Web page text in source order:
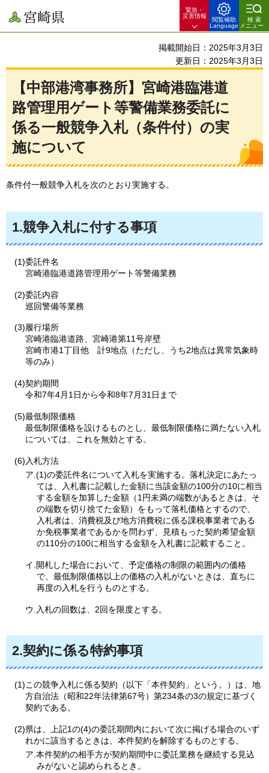
宮崎県
緊急・
災害情報
閲覧補助
Language
検索
メニュー
掲載開始日：2025年3月3日
更新日：2025年3月3日
【中部港湾事務所】宮崎港臨港道
路管理用ゲート等警備業務委託に
係る一般競争入札（条件付）の実
施について
条件付一般競争入札を次のとおり実施する。
1.競争入札に付する事項
(1)委託件名
宮崎港臨港道路管理用ゲート等警備業務
(2)委託内容
巡回警備等業務
(3)履行場所
宮崎港臨港道路、宮崎港第11号岸壁
宮崎市港1丁目他
計9地点 （ただし、うち2地点は異常気象時
等のみ）
(4)契約期間
令和7年4月1日から令和8年7月31日まで
(5)最低制限価格
最低制限価格を設けるものとし、最低制限価格に満たない入札
については、これを無効とする。
(6)入札方法
ア.(1)の委託件名について入札を実施する。落札決定にあたっ
ては、入札書に記載した金額に当該金額の100分の10に相当
する金額を加算した金額（1円未満の端数があるときは、そ
の端数を切り捨てた金額）をもって落札価格とするので、
入札者は、消費税及び地方消費税に係る課税事業者である
か免税事業者であるかを問わず、見積もった契約希望金額
の110分の100に相当する金額を入札書に記載すること。
イ.開札した場合において、予定価格の制限の範囲内の価格
で、最低制限価格以上の価格の入札がないときは、直ちに
再度の入札を行うものとする。
ウ.入札の回数は、2回を限度とする。
2.契約に係る特約事項
(1)この競争入札に係る契約（以下「本件契約」という。）は、地
方自治法（昭和22年法律第67号）第234条の3の規定に基づく
契約である。
(2)県は、上記1の(4)の委託期間内において次に掲げる場合のいず
れかに該当するときは、本件契約を解除するものとする。
ア.本件契約の相手方が契約期間中に委託業務を継続する見込
みがないと認められるとき。